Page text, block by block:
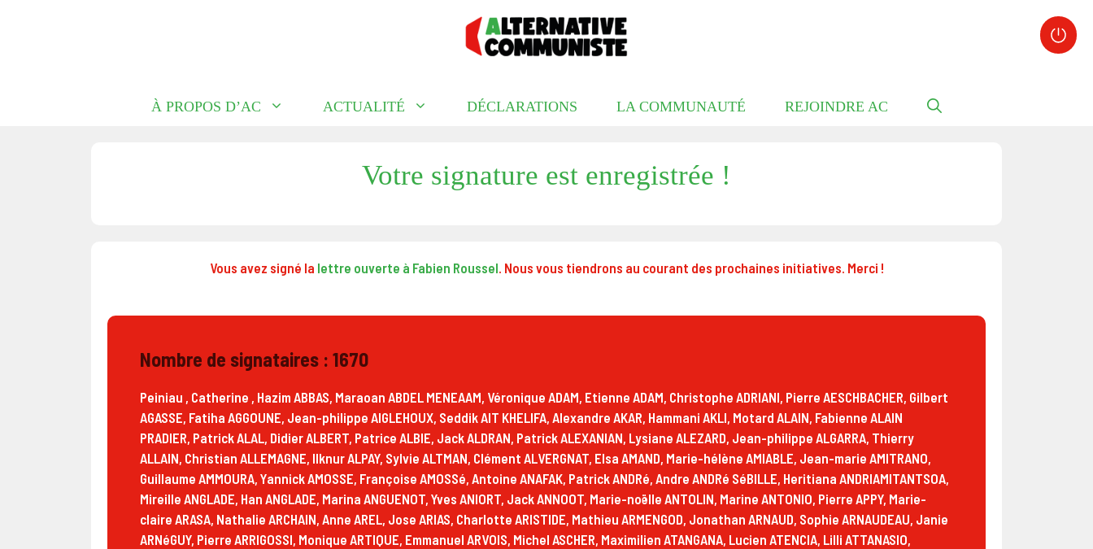
À PROPOS D’AC ACTUALITÉ DÉCLARATIONS LA COMMUNAUTÉ REJOINDRE AC
Votre signature est enregistrée !
Vous avez signé la lettre ouverte à Fabien Roussel. Nous vous tiendrons au courant des prochaines initiatives. Merci !
Nombre de signataires : 1670
Peiniau , Catherine , Hazim ABBAS, Maraoan ABDEL MENEAAM, Véronique ADAM, Etienne ADAM, Christophe ADRIANI, Pierre AESCHBACHER, Gilbert AGASSE, Fatiha AGGOUNE, Jean-philippe AIGLEHOUX, Seddik AIT KHELIFA, Alexandre AKAR, Hammani AKLI, Motard ALAIN, Fabienne ALAIN PRADIER, Patrick ALAL, Didier ALBERT, Patrice ALBIE, Jack ALDRAN, Patrick ALEXANIAN, Lysiane ALEZARD, Jean-philippe ALGARRA, Thierry ALLAIN, Christian ALLEMAGNE, Ilknur ALPAY, Sylvie ALTMAN, Clément ALVERGNAT, Elsa AMAND, Marie-hélène AMIABLE, Jean-marie AMITRANO, Guillaume AMMOURA, Yannick AMOSSE, Françoise AMOSSé, Antoine ANAFAK, Patrick ANDRé, Andre ANDRé SéBILLE, Heritiana ANDRIAMITANTSOA, Mireille ANGLADE, Han ANGLADE, Marina ANGUENOT, Yves ANIORT, Jack ANNOOT, Marie-noëlle ANTOLIN, Marine ANTONIO, Pierre APPY, Marie-claire ARASA, Nathalie ARCHAIN, Anne AREL, Jose ARIAS, Charlotte ARISTIDE, Mathieu ARMENGOD, Jonathan ARNAUD, Sophie ARNAUDEAU, Janie ARNéGUY, Pierre ARRIGOSSI, Monique ARTIQUE, Emmanuel ARVOIS, Michel ASCHER, Maximilien ATANGANA, Lucien ATENCIA, Lilli ATTANASIO, Fabrice AUBERT, Serge AUBRUN, Josselin AUBRY, Dominique AUDIGUé DOMINIQUE, Sylvie AURIAC, Ann AUSSANT, Julien AZAME, C B, Celine BACHELU, Gérard BADéYAN, Camille BAGNIS, Matthieu BAILLEUL, Murat BALIAN, Mohsen BALTI, Pierre BARADAT, André BARAGLIOLI, Alain BARASZ, Guillaume BARAY, Pascal BARBAUX, Damien BARBOSA, Jérôme BARBOUCLETTES, Robert BAREILLE, Jean-jacques BAREY, Laurent BARGAD’S, Claude BARGAS, Françoise BARIAUD, Alain BARLOY, Marine BARO, Marie-hélène BARON, Fabien BARONTINI, Max BARRAUD, Louis BARRERE, Yanis BARRIENTOS, Michel BARRUé, Perrine BART, François BARTHéLéMY, Jacqueline BARTOLI, Jean-luc BARTS ANDREETTO, Meryem BASKAL, Bernard BASSEMON, Serge BASTIDE, Christine BASTOUILL - CRISPIN, Gerard BAUD, Sébastien BAUDIER, Ghislaine BAUDIN, Jean-philippe BAUDIN, Claire BAUDIN, Jean-marie BAUDOUIN, Philippe BAUDRIER, Viviane BAUDRY, Jérémie BAUMSTARK, Sylvette BAYAMONTE, Marc BAYLE, Jean Louis BAZILE, Rosanna BAZIR, Vincent BEALE, Corinne BEAU, Emilie BEAU, Olivier BEAUBILLARD, Laurent BEAUDET, Yves BéCAMEIL, Emmanuelle BECKER, Maxime BEGUIN, Mohamed BELAALI, Patrick BELAIRE, Emmanuelle BELAMRI, Jean-henri BELAVAL, Rachid BELHADI RACHID, Christophe BELLEPERCHE CHRISTOPHE, Jane BELLET, Albert BELTHIER, Thierry BEN ALI, Yanis BEN YOUSSEF, Florence BENA GRAS, Mehdi BENABDERRAHMANE VILAR, Serge BéNARD, Yassin BENCHAOUCHE, Huguette BENEY, Tahamout BENKHETTACHE, Mohammed BENSIDHOUM, Roger BENVENUTI, Patrick BEQUET, Sylviane BERGTHOLD, Farid BERHAL, Francine BERIL, Antoine BERNABé, Nathalie BERNADOU, Méhadée BERNARD, Sylvain BERNARD, Pascal BERNARD, Christiane BERNARD, Stephan BERNARD STEPHAN, Elsa BERNARDEAU, Jean-françois BERNET, Christian BERTHELOT, Jacques BERTHEREAU, Jean Pierre BERTHO, Fabienne BERTHO, Didier BERTIAUX, Anne BERTRAND, Jean Michel BERTRAND, Elena BERTUZZI, Jean Pierre BESSIERE, Pierre BESSIERE, N BESSON, Ghyslain BET, Hugo BETOULE, Eric BETTON, Matteo BIAGIANTI, Aurélie BIANCARELLI, Jacques BIDET, Colette BIENVENU, Chantal BIERI, Yves BIGLIO, Pascale BIGOT, Bernard BIGOURET, Michel BILIS, Martine BILLOT, Aissa BILOU, Lucien BIMBAUD, Jean-marie BIRBES, Agnès BIRD, Marjorie BIREMBAUT, Hans BIRKEMEYER, Michèle BLANDIN, Michèle BLANDIN MICHèLE, Marcel BLANPAIN, Gabriel BLASCO, Odile BLEIN, Béatrice BLOCH, Antony BOCAZOU, Thierry BODIN, Corentin BOENNEC, Erick BOIRON, Delf BOIS, Pascal BOISSEL, Jean-paul BOITEUX, Beatrice BOJANOWSKI, Daniel BOMBERT, Patricia BONATO, Serge BONNAILLIE, Martin BONNEFOI, Danielle BONNEFOY, Arlette BONNET, Camille BONNET, Hugo BONNIN, Annie BONTE, Serge BONTOUX, Jean Pierre BONTOUX, Joëlle BORDE, Evelyne BORDET, Sigrid BORDIER, Annick BORSENBERGER, Hadrien BORTOT, Nicole BORVO COHEN-SEAT, Alain BOSC, Maxime BOSSARD, Jean-michel BOSSUET, Boualem BOUAKKAZ, Josiane BOUALI, Bachir BOUBEKEUR, Gilbert BOUCHE, Marine BOUCHERAS, Claude BOUCHUT, Georges BOUILLET, Bernard BOUQUET, Luc BOURASSEAU, Jasmine BOURDARIAS, Mireille BOURDET, Sylvain BOURG, Yan BOURGAREL, Jacques BOURGOIN, Sophie BOURNOT, Catherine BOURON, Marie-pierre BOURSIER, Marie Laurence BOURSIER, Valerie BOUSQUET, Pierre BOUSQUET, Renaud BOUSQUET, Jean-louis BOUTEILA, Ludovic BOUTERAON, Michel BOUVAT, Yann BOUVIER, Angela BOVO, Michèle BOYER, Irène BRADY, Philippe BRAND, Philippe BRAND PHILIPPE, Gérard BRAS, Pierrette BRAS, Lionel BRAY, Claudie BRAZARD, Virginie BREHIER, Isabelle BRENEY, Emmanuel BRETAGNE, Alain BRETAGNE, Géraldine BRETAGNE, Mireille BRETON, Daniel BRETON, Bernard BRETONNEAU, Christine BREULS, Dominique BRIGAUD, Patrick BRODY, Madeleine BRUN, Daniel BRUNEL, Caroline BRUNNER, Andres BRYANT, Patrick BTODY, Vincent BUARD, Claudia BUDAIL-ESSARD, Marcel BUISSON, Annie BULTEL-KERBASTARD, Helene BUNEL, Michel BURKHARD, Alain BURLE ALAIN, Jacqueline BUTAEYE, Jean-bernard BUY JEAN-BERNARD, Cchchristian CABRERO, Bruno CADEZ, Roselyn CADORET, Abel CAILLAUD, Maxime CALIS, Thierry CALLEJA, Roselyne CALVANUS, Didier CALVET, Francis CALVET, Corine CALVEZ, Frantz CAMBERLIN, Michelle CAMBON, Brigitte CAMELIN, Philippe CAMPOS, Camille CAMUGLI, Alain CAMUS, Annie CANACOS, Bruno CANADAS, Virginie CANUT, Serge CAO, Gwenaela CAPRANI, Jack CARASCO, Thérèse Marie CARDON, Pierre CARIAT, Annie CARIAT, Hervé CARLIER, Sabine CARLIER, Arnauld CARPIER, Bruno CARPIER, Serge CARRETERO, Julian CASADO, Anne Marie CASANOVA, Christian CASSARD, Laurent CASTANIER, Marie CASTILLA, Christine CASU, Jean-paul CATHALA, Cathy CATHERINE LEGRAND, Rodolphe CATOIRE, Annie CAUWEL, Antonio CAVALLARO, Bernard CAVANNA, Albert CAYROLLE, Marc CAZCARRA, Roland CAZENEUVE, Julien CAZENEUVE, Jean Claude CAZENEUVE, Florent CAZIER, Stephan CENAC, Patrick CENTENERO, Elvira CEREZO, Etienne CETAIRE, Agnès CHABERT, Mme Marie CHABHELIX, Olivier CHABLE, Annie CHALMETON, Bernard CHAMBON, Laurent CHAMBON, Francis CHAMBRELAN, Jean Marc CHAMPEAUX, Yvon CHANG, Jean-jacques CHAPUIS, Joelle CHAPUS, Alexis CHARANSONNET, Anne CHARDAC, Françoise CHARDIN, Francoise CHARDIN, Monique CHAREIRE, Samy CHARIFI ALAOUI, Elisabeth CHARPENTIER, Mathéo CHARRAS, Jean Jacques CHARREAU, Cathy CHARREAU, Thierry CHARRET, Joëlle CHARTIER, Véronique CHARTRAIN, Henri CHARVOLIN, André CHASSAING, Christian CHASSELOUP, Joelle CHASTRUSSE, Joëlle CHASTRUSSE, Sylvie CHATEL, Sandrine CHâTEL, Yves CHAUMARD, Michèle CHAUVEL, Baptiste CHAUVIN, Robert CHAZOT, Alejandro CHECA, Christine CHEMLA, Boris CHENAUD, Jean-paul CHéRAILLIER, Olivier CHEVALIER, Christine CHEVALIER, Marianne CHICH, Nadia CHIKH, Elies CHITOUR, Lisiane CHLELA, Marie CHOLAIN, Claude CHOUTEAU, Masset CHRISTELLE, Nicole CINQUINI, Mariane CLAEY, Danielle CLAIRET, Christophe CLAMONT, Marc CLAUDY, Jean Michel CLAVEL, Jean-michel CLAVEL, Chantal CLEMENT, Bruno CLEMENT, Liliane CLÉMENT, Philippe CLERC, Marc CLLAIDY, Agnes CLUZEL, Stéphane COHAS, Claire COHEN, Patrice COHEN- SéAT, Patrice COHEN-SEAT, Nicolas COLIN, Christophe COLLAY, Thierry COLLET, Alain COLLET-FENETRIER, Alexan COLMARS, Innominae COMMUNISTAE, Annie COMOY, Mahama CompaorÉ COMPAORÉ, Luc CONDAMIN, Mathias CONOY, Philippe CONTAL, Laurent COOPER, Gguido COR NARDIN, Rose Marie CORELLA, Aurélien COSSIN, Jean-pierre COTÉ, Isabelle COUCHOURON, Christophe COUDERQ, Nathalie COULLET GIRARD, Gregory COULON, Pierre COURS-SALIES, Dominique COURTOIS, Mohamed COUSCOUS, Jacqueline COUSTENOBLE, Daniel COUTANT, Cyrille COUTON-DESCHAMPS, Rémi-ange COUZINET, Odile CRESSON, Serge CRISPIN, Martine CROIX, Aicha CRONIER, Daniele CRU, Sébastien CUISENIER, Thierry CUISSON, Catherine CUKIERMAN, Eliane CUKIERMAN, Leila CUKIERMAN, Alexandra D ALCANTARA, Didier D JEAN, Iseult D., Alexandra D'ALCANTARA, Marie D'ALTOE, Lionel DA SILVA, Patrick DABARD, Didier DABE, Hicham DAD, Gilles DAGORNE, Soriano DALILA SORIANO, Claudette DAMAS, Cru DANIELE CRU, Cuite DANIELE CUITE, Maryline DANIELLE EDITH DENISE BERVAS, Danielle DANNER, Nathalie DANNFALD, Martine DARBIER-GONSARD, Jean-marie DARBON, Violaine DARMON, Gabriel DARMON, Franck DARNOUX, Michel DAUDIER, Dominique DAVEAU, Isabelle DAVID, Rafael DAVID, Yves DAVISSE, Annick DAVISSE, Françoise DAVISSE, Abdallah DE BOURGOGNE, Micheline DE FELICE, Lydia DE NARDO, Fleur DEBAECKER, Chantal DEBRAY, Christine DEBROU, Edmond DECHERY, Nicole DECHERY, Nicolas DEFOOR, Emeric DEFRANCE, Claire DEGEORGES CLAIRE, T. DEHAIE, Odile DEHUT, Gérard DEL MONTE, Chantal DELAHOUSSE, Daniel DELANAVAA, Elsa DELANNEE, Valentin DELAVAULT, Jean-claude DELFAUD, José DELGADO, Matéo DELMONTE, Ozia DELORY, Philippe DELOURME, Annie DELPIT, Nicolas DELSART, Sandrine DENEUBOURG, Véronique DENEUCHE, Michèle DENIER, Michel DENIS, Etienne DENNETIèRE, Laure DERRIEN, Jean-marc DESCHAMPS, Loris DESCHAMPS, Léo DESCHAMPS, Hélène DESCHAMPS, Sylvette DESCOURS, Jean-pierre DESCOUTS, Bruno DESLUS, Muriel DESMARTIN, Martine DESMOULINS, Frederic DESRIAUX, Danièle DESSELLES, Gael DETRAIN, Léopold DEUFF, Laurent DEVILLE, Jean Claude DHOLLANDE, Alexandre DI CIOCCIO, Terrien DIDIER TERRIEN, Paul DIMINO, Michele DINOMAIS, Gilles DIOT, Isabelle DJULIZIBARIC, Françoise DODORAY, Eric DOKHAN, Evelyne DOLORIAN, Jean-baka DOMELEVO ENTFELLNER, Robert DOREY, Benjamin DOS SANTOS, Martine DOUDELLE, Etienne DOUSSAIN, Frédéric DOUSSOT, V DR, Denis DROUET, Maurice DRUET, Clément DUBOIS, Sébastien DUBOIS, Alain DUBOURG, Laure DUBUS, Pierre-alain DUCASSE, Pascal DUCASSE, Pascal Ch DUCASSE, Jacques DUCOL, Michel DUCROT, Catherine DUCROUX, Cecile DUFETRE, Michel DUFFOUR, Adrien DUFOUILLOUX, Dominique DUGUAY, Olivier DUGUAY, Roger DUGUE, Daniel DUGUET, Jean Bernard DUHAMEL, Claudine DUMAND, Isabel DUMAS, Paul DUMAS, Marine DUPACHE, Jean DUPLA, Philippe DUPONT, Luca DUPONT, Béatrice DUPONT, Lou DUPONT RONDEAU, Agathe DUPRé, Sandrine DUPRES, Denis DUPUIS, Richard DUPUIS, André DUPUY, Claude DURAND, Fred DURAND, Eric DURAND, Serge DURAND, Barnabé DUTHEIL, Dominique DUVAL, Luz Amanda ECHEVERRY, Dominique EDDI, Bouba EL HARCHI, Antoine ELKAïM, Hasan Basri ELMAS, Nicolas ESCOT, Naty ESPI, Florent ESPINACO, Catherine ESPINAT DIEF, Yves ESTAGER, Martine ESTAGER, Brigitte ESTRADE, Pascal ÉTIENNE, Albert